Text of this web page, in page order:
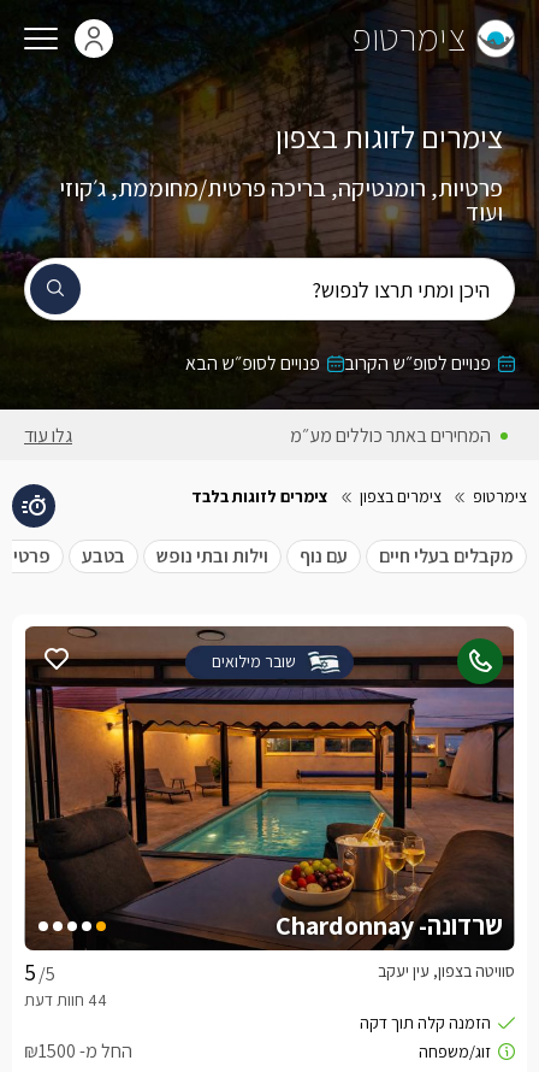
צימרטופ
היכן ומתי תרצו לנפוש?
צימרים לזוגות בצפון
פרטיות, רומנטיקה, בריכה פרטית/מחוממת, ג׳קוזי
ועוד
פנויים לסופ״ש הקרוב פנויים לסופ״ש הבא
המחירים באתר כוללים מע״מ גלו עוד
צימרטופ צימרים בצפון צימרים לזוגות בלבד
מקבלים בעלי חיים עם נוף וילות ובתי נופש בטבע
שובר מילואים
שרדונה- Chardonnay
/5 סוויטה בצפון, עין יעקב
החל מ- ₪1500